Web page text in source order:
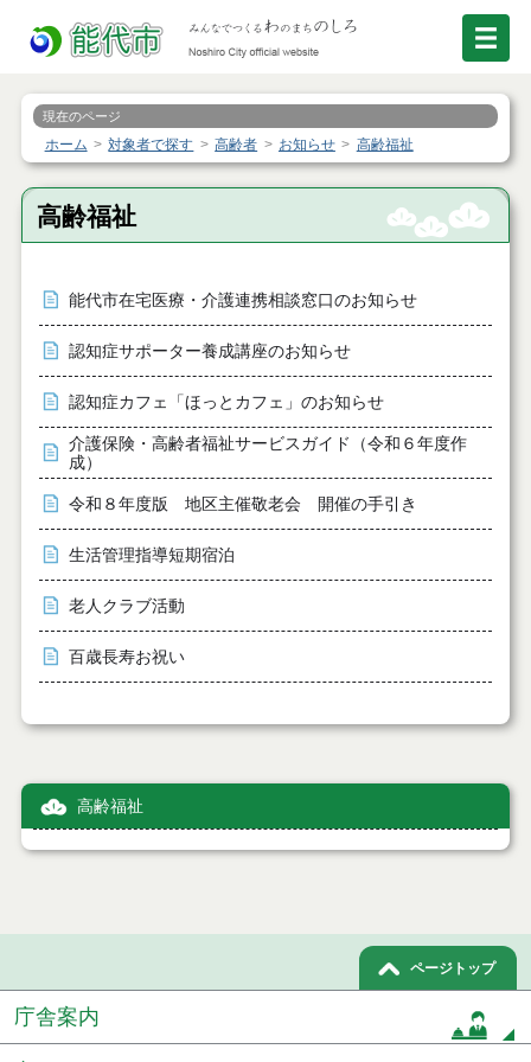
現在のページ
ホーム 対象者で探す 高齢者 お知らせ 高齢福祉
高齢福祉
能代市在宅医療・介護連携相談窓口のお知らせ
認知症サポーター養成講座のお知らせ
認知症カフェ「ほっとカフェ」のお知らせ
介護保険・高齢者福祉サービスガイド（令和６年度作
成）
令和８年度版 地区主催敬老会 開催の手引き
生活管理指導短期宿泊
老人クラブ活動
百歳長寿お祝い
高齢福祉
ページトップ
庁舎案内